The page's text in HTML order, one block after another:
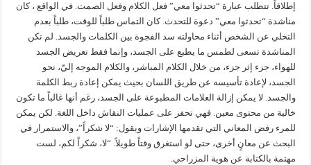
إطلاقاً. تتطلب عبارة “تحدثوا معي” فعل الكلام وفعل الصمت. في الواقع ، كان
مناشدة “تحدثوا معي” دعوة للتحدث. كان التماس طلباً للوقت، طلباً بعدم
التخلي عن الشخص أثناء محاولته سد الفجوة بين الكلمات والجسد. لم تكن
المناشدة تسعى لطمس ما يطبع على الجسد، وإنما فقط تعريض الجسد
للهواء، جزء إثر جزء، من خلال الكلام المباشر، والكلام الموجه إليّ، نحو
الجسد، لإعادة تأسيسه عن طريق اللسان بحيث يمكن إعادة ربط الكلمة
والجسد. لا يمكن إزالة العلامات المطبوعة على الجسد، رغم أنها غالباً ما تكون
خالية من محتوى معين. فهي تحفز على عمليات النقاش داخل اللغة. لكن يمكن
للمرء رفض المعاني التي تقدمها الإشارات ويقول: “لا شكراً”، والاستمرار في
البحث عن معانٍ أخرى، حتى لو استغرق وقتاً طويلاً. “لا، شكراً لكم، لست
مهتمة بالكتابة عن هوية المزراحي.